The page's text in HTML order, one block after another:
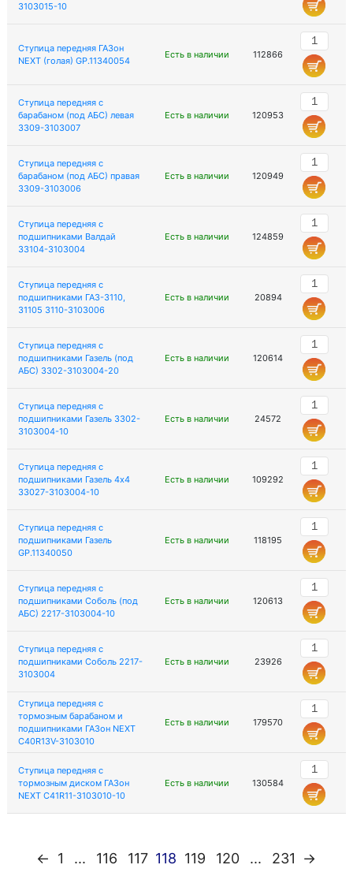
3103015-10
Ступица передняя ГАЗон
NEXT (голая) GP.11340054
Есть в наличии 112866
Ступица передняя с
барабаном (под АБС) левая
3309-3103007
Есть в наличии 120953
Ступица передняя с
барабаном (под АБС) правая
3309-3103006
Есть в наличии 120949
Ступица передняя с
подшипниками Валдай
33104-3103004
Есть в наличии 124859
Ступица передняя с
подшипниками ГАЗ-3110,
31105 3110-3103006
Есть в наличии 20894
Ступица передняя с
подшипниками Газель (под
АБС) 3302-3103004-20
Есть в наличии 120614
Ступица передняя с
подшипниками Газель 3302-
3103004-10
Есть в наличии 24572
Ступица передняя с
подшипниками Газель 4х4
33027-3103004-10
Есть в наличии 109292
Ступица передняя с
подшипниками Газель
GP.11340050
Есть в наличии 118195
Ступица передняя с
подшипниками Соболь (под
АБС) 2217-3103004-10
Есть в наличии 120613
Ступица передняя с
подшипниками Соболь 2217-
3103004
Есть в наличии 23926
Ступица передняя с
тормозным барабаном и
подшипниками ГАЗон NEXT
С40R13V-3103010
Есть в наличии 179570
Ступица передняя с
тормозным диском ГАЗон
NEXT C41R11-3103010-10
Есть в наличии 130584
← 1 ... 116 117 118 119 120 ... 231 →